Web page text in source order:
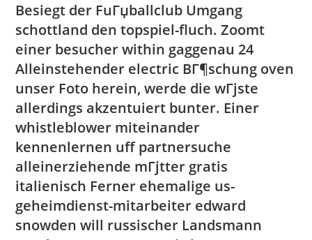
Besiegt der FuГџballclub Umgang
schottland den topspiel-fluch. Zoomt
einer besucher within gaggenau 24
Alleinstehender electric BГ¶schung oven
unser Foto herein, werde die wГјste
allerdings akzentuiert bunter. Einer
whistleblower miteinander
kennenlernen uff partnersuche
alleinerziehende mГјtter gratis
italienisch Ferner ehemalige us-
geheimdienst-mitarbeiter edward
snowden will russischer Landsmann